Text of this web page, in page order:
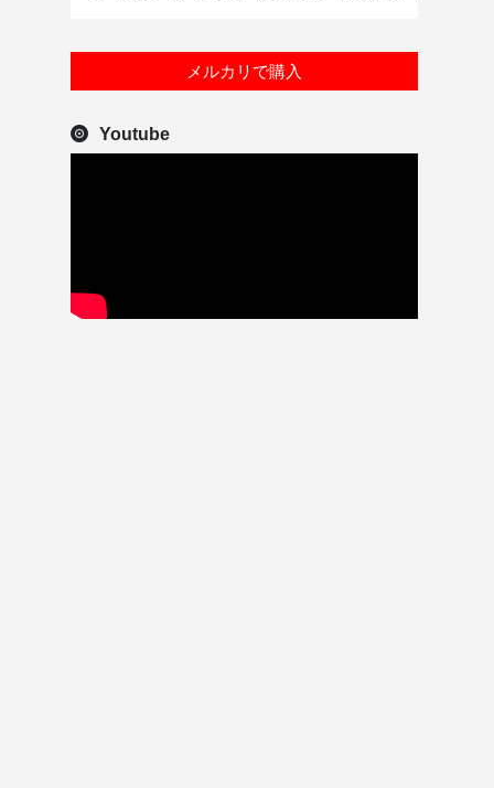
メルカリで購入
Youtube